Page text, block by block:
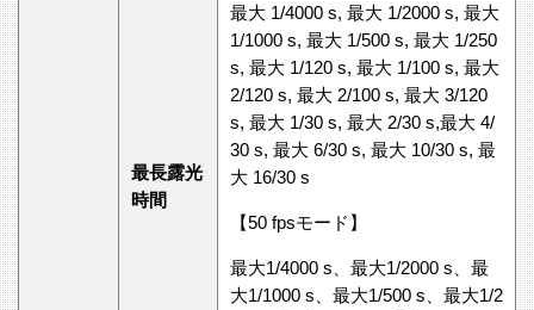
最長露光
時間
最大 1/4000 s, 最大 1/2000 s, 最大
1/1000 s, 最大 1/500 s, 最大 1/250
s, 最大 1/120 s, 最大 1/100 s, 最大
2/120 s, 最大 2/100 s, 最大 3/120
s, 最大 1/30 s, 最大 2/30 s,最大 4/
30 s, 最大 6/30 s, 最大 10/30 s, 最
大 16/30 s
【50 fpsモード】
最大1/4000 s、最大1/2000 s、最
大1/1000 s、最大1/500 s、最大1/2